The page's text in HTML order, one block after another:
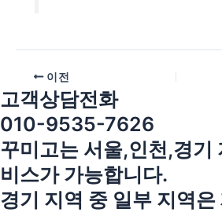
이전
고객상담전화
010-9535-7626
꾸미고는 서울,인천,경기
비스가 가능합니다.
경기 지역 중 일부 지역